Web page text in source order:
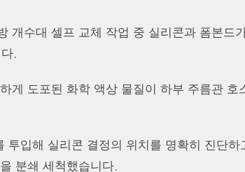
개수대 셀프 교체 작업 중 실리콘과 폼본드
.
게 도포된 화학 액상 물질이 하부 주름관
투입해 실리콘 결정의 위치를 명확히 진단
분쇄 세척했습니다.